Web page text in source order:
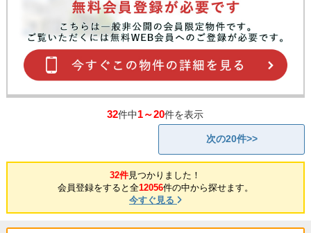
32件中1～20件を表示
次の20件>>
32件見つかりました！
会員登録をすると全12056件の中から探せます。
今すぐ見る